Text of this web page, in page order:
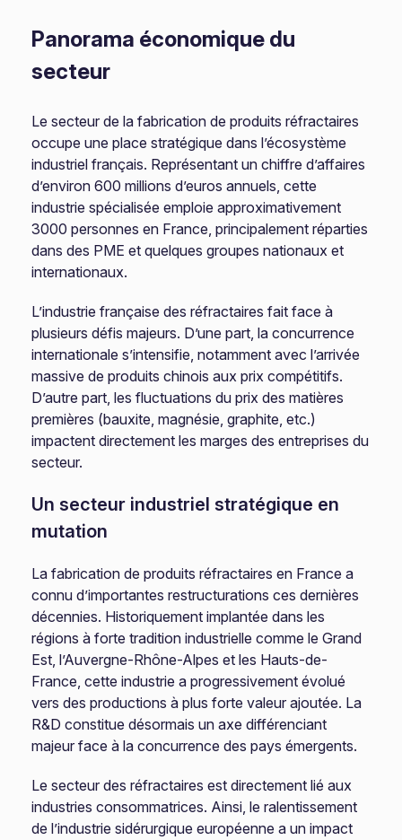
Panorama économique du
secteur
Le secteur de la fabrication de produits réfractaires
occupe une place stratégique dans l’écosystème
industriel français. Représentant un chiffre d’affaires
d’environ 600 millions d’euros annuels, cette
industrie spécialisée emploie approximativement
3000 personnes en France, principalement réparties
dans des PME et quelques groupes nationaux et
internationaux.
L’industrie française des réfractaires fait face à
plusieurs défis majeurs. D’une part, la concurrence
internationale s’intensifie, notamment avec l’arrivée
massive de produits chinois aux prix compétitifs.
D’autre part, les fluctuations du prix des matières
premières (bauxite, magnésie, graphite, etc.)
impactent directement les marges des entreprises du
secteur.
Un secteur industriel stratégique en
mutation
La fabrication de produits réfractaires en France a
connu d’importantes restructurations ces dernières
décennies. Historiquement implantée dans les
régions à forte tradition industrielle comme le Grand
Est, l’Auvergne-Rhône-Alpes et les Hauts-de-
France, cette industrie a progressivement évolué
vers des productions à plus forte valeur ajoutée. La
R&D constitue désormais un axe différenciant
majeur face à la concurrence des pays émergents.
Le secteur des réfractaires est directement lié aux
industries consommatrices. Ainsi, le ralentissement
de l’industrie sidérurgique européenne a un impact